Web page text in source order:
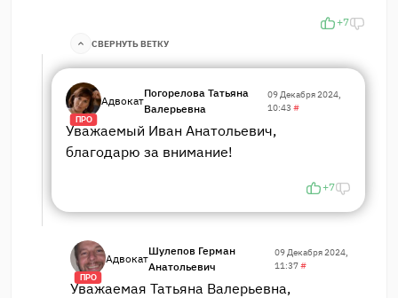
+7
СВЕРНУТЬ ВЕТКУ
ПРО
Адвокат
Погорелова Татьяна
Валерьевна
09 Декабря 2024,
10:43 #
Уважаемый Иван Анатольевич,
благодарю за внимание!
+7
ПРО
Адвокат
Шулепов Герман
Анатольевич
09 Декабря 2024,
11:37#
Уважаемая Татьяна Валерьевна,